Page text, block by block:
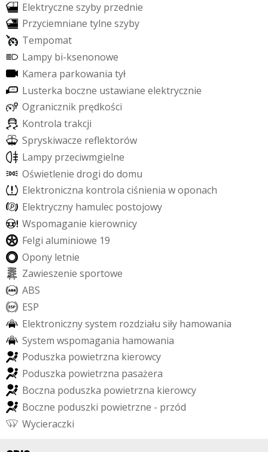
Elektryczne szyby przednie
Przyciemniane tylne szyby
Tempomat
Lampy bi-ksenonowe
Kamera parkowania tył
Lusterka boczne ustawiane elektrycznie
Ogranicznik prędkości
Kontrola trakcji
Spryskiwacze refektorów
Lampy przeciwmgielne
Oświetlenie drogi do domu
Elektroniczna kontrola ciśnienia woponach
Elektryczny hamulec postojowy
Wspomaganie kierownicy
Felgi aluminiowe 19
Opony letnie
Zawieszenie sportowe
ABS
ESP
Elektronicznysystem rozdziału siły hamowania
System wspomagania hamowania
Poduszka powietrzna kierowcy
Poduszka powietrzna pasażera
Boczna poduszka powietrzna kierowcy
Boczne poduszki powietrzne - przód
Wycieraczki